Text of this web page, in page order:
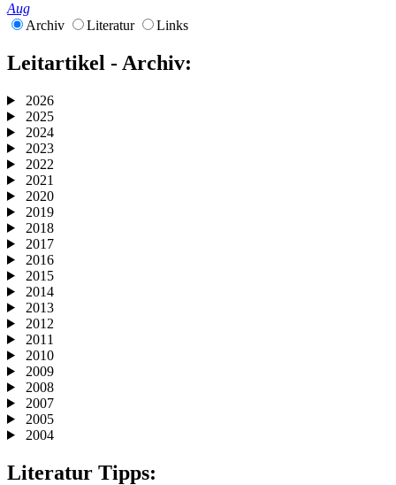
Aug
Archiv
Literatur Links
Leitartikel - Archiv:
2026
2025
2024
2023
2022
2021
2020
2019
2018
2017
2016
2015
2014
2013
2012
2011
2010
2009
2008
2007
2005
2004
Literatur Tipps: